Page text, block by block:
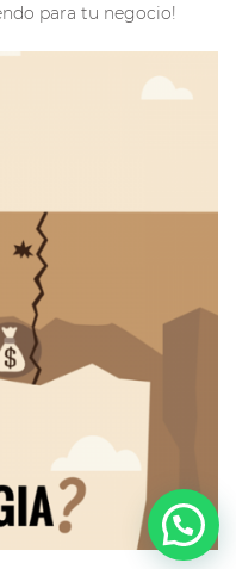
para tu negocio!